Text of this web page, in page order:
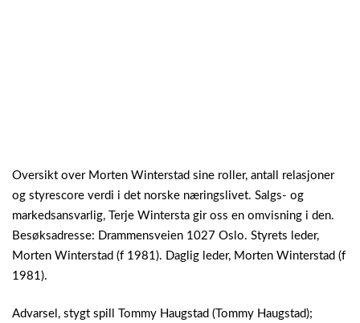
Oversikt over Morten Winterstad sine roller, antall relasjoner
og styrescore verdi i det norske næringslivet. Salgs- og
markedsansvarlig, Terje Wintersta gir oss en omvisning i den.
Besøksadresse: Drammensveien 1027 Oslo. Styrets leder,
Morten Winterstad (f 1981). Daglig leder, Morten Winterstad (f
1981).
Advarsel, stygt spill Tommy Haugstad (Tommy Haugstad);